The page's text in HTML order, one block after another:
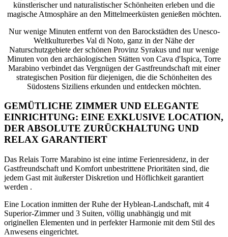
künstlerischer und naturalistischer Schönheiten erleben und die
magische Atmosphäre an den Mittelmeerküsten genießen möchten.
Nur wenige Minuten entfernt von den Barockstädten des Unesco-
Weltkulturerbes Val di Noto, ganz in der Nähe der
Naturschutzgebiete der schönen Provinz Syrakus und nur wenige
Minuten von den archäologischen Stätten von Cava d'Ispica, Torre
Marabino verbindet das Vergnügen der Gastfreundschaft mit einer
strategischen Position für diejenigen, die die Schönheiten des
Südostens Siziliens erkunden und entdecken möchten.
GEMÜTLICHE ZIMMER UND ELEGANTE
EINRICHTUNG: EINE EXKLUSIVE LOCATION,
DER ABSOLUTE ZURÜCKHALTUNG UND
RELAX GARANTIERT
Das Relais Torre Marabino ist eine intime Ferienresidenz, in der
Gastfreundschaft und Komfort unbestrittene Prioritäten sind, die
jedem Gast mit äußerster Diskretion und Höflichkeit garantiert
werden .
Eine Location inmitten der Ruhe der Hyblean-Landschaft, mit 4
Superior-Zimmer und 3 Suiten, völlig unabhängig und mit
originellen Elementen und in perfekter Harmonie mit dem Stil des
Anwesens eingerichtet.